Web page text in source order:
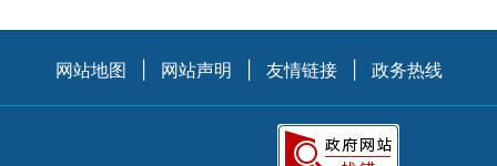
网站地图 网站声明 友情链接 政务热线